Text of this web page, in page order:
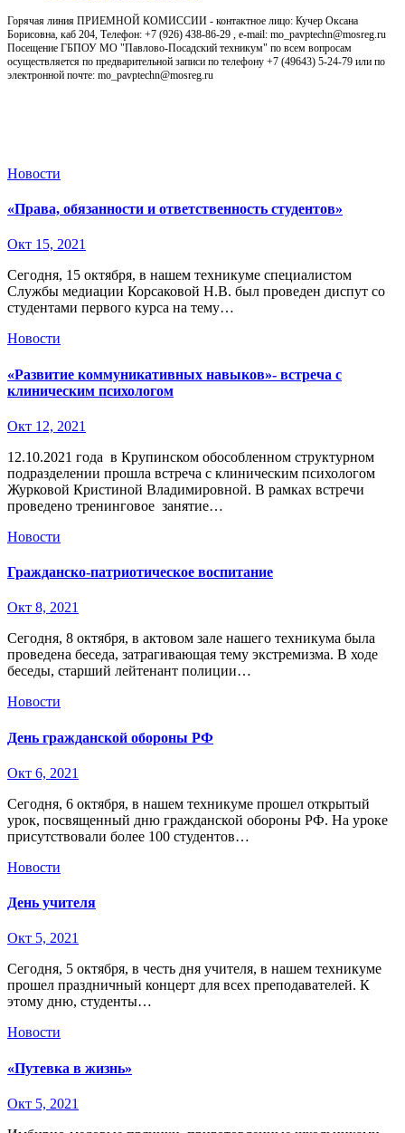
Горячая линия ПРИЕМНОЙ КОМИССИИ - контактное лицо: Кучер Оксана
Борисовна, каб 204, Телефон: +7 (926) 438-86-29 , e-mail: mo_pavptechn@mosreg.ru
Посещение ГБПОУ МО "Павлово-Посадский техникум" по всем вопросам
осуществляется по предварительной записи по телефону +7 (49643) 5-24-79 или по
электронной почте: mo_pavptechn@mosreg.ru
Новости
«Права, обязанности и ответственность студентов»
Окт 15, 2021
Сегодня, 15 октября, в нашем техникуме специалистом
Службы медиации Корсаковой Н.В. был проведен диспут со
студентами первого курса на тему…
Новости
«Развитие коммуникативных навыков»- встреча с
клиническим психологом
Окт 12, 2021
12.10.2021 года в Крупинском обособленном структурном
подразделении прошла встреча с клиническим психологом
Журковой Кристиной Владимировной. В рамках встречи
проведено тренинговое занятие…
Новости
Гражданско-патриотическое воспитание
Окт 8, 2021
Сегодня, 8 октября, в актовом зале нашего техникума была
проведена беседа, затрагивающая тему экстремизма. В ходе
беседы, старший лейтенант полиции…
Новости
День гражданской обороны РФ
Окт 6, 2021
Сегодня, 6 октября, в нашем техникуме прошел открытый
урок, посвященный дню гражданской обороны РФ. На уроке
присутствовали более 100 студентов…
Новости
День учителя
Окт 5, 2021
Сегодня, 5 октября, в честь дня учителя, в нашем техникуме
прошел праздничный концерт для всех преподавателей. К
этому дню, студенты…
Новости
«Путевка в жизнь»
Окт 5, 2021